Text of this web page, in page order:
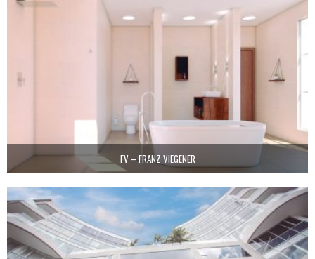
FV – FRANZ VIEGENER